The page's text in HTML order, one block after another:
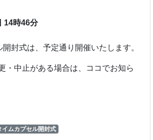
14時46分
封式は、予定通り開催いたします。
・中止がある場合は、ココでお知ら
イムカプセル開封式